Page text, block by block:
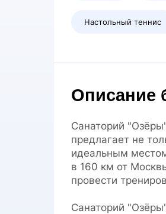
Настольный теннис
Описание
Санаторий
предлагает не
идеальным
в 160 км от
провести
Санаторий